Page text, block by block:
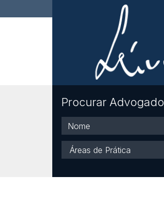
Procurar Advogado
Nome
Áreas
de